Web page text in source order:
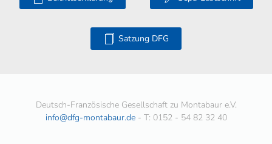
Satzung DFG
Deutsch-Französische Gesellschaft zu Montabaur e.V.
info@dfg-montabaur.de- T: 0152 - 54 82 32 40